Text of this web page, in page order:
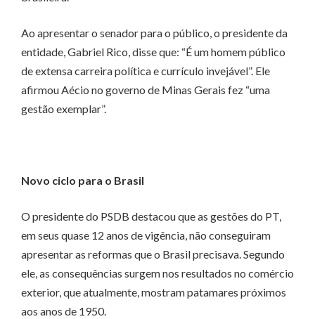
Ao apresentar o senador para o público, o presidente da
entidade, Gabriel Rico, disse que: “É um homem público
de extensa carreira política e currículo invejável”. Ele
afirmou Aécio no governo de Minas Gerais fez “uma
gestão exemplar”.
Novo ciclo para o Brasil
O presidente do PSDB destacou que as gestões do PT,
em seus quase 12 anos de vigência, não conseguiram
apresentar as reformas que o Brasil precisava. Segundo
ele, as consequências surgem nos resultados no comércio
exterior, que atualmente, mostram patamares próximos
aos anos de 1950.